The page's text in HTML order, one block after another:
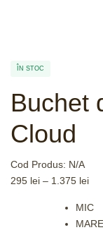
ÎN STOC
Buchet
Cloud
Cod Produs: N/A
295 lei – 1.375 lei
MIC
MARE